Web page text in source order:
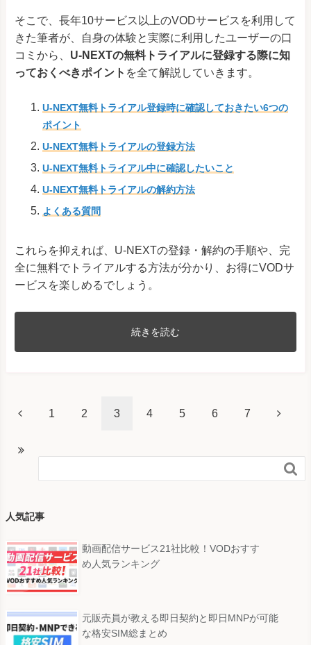
そこで、長年10サービス以上のVODサービスを利用して
きた筆者が、自身の体験と実際に利用したユーザーの口
コミから、 U-NEXTの無料トライアルに登録する際に知
っておくべきポイント を全て解説していきます。
U-NEXT無料トライアル登録時に確認しておきたい6つの
ポイント
U-NEXT無料トライアルの登録方法
U-NEXT無料トライアル中に確認したいこと
U-NEXT無料トライアルの解約方法
よくある質問
これらを抑えれば、U-NEXTの登録・解約の手順や、完
全に無料でトライアルする方法が分かり、お得にVODサ
ービスを楽しめるでしょう。
続きを読む
1 2 3 4 5 6 7

人気記事
動画配信サービス21社比較！VODおすす
め人気ランキング
元販売員が教える即日契約と即日MNPが可能
な格安SIM総まとめ